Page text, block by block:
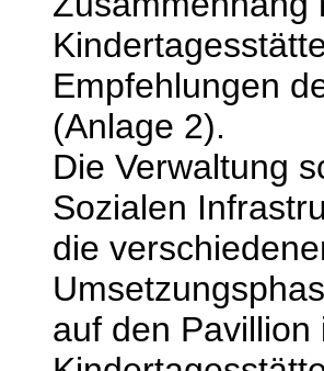
Empfehlungen
(Anlage 2).
Die Verwaltung
Sozialen
die
auf den